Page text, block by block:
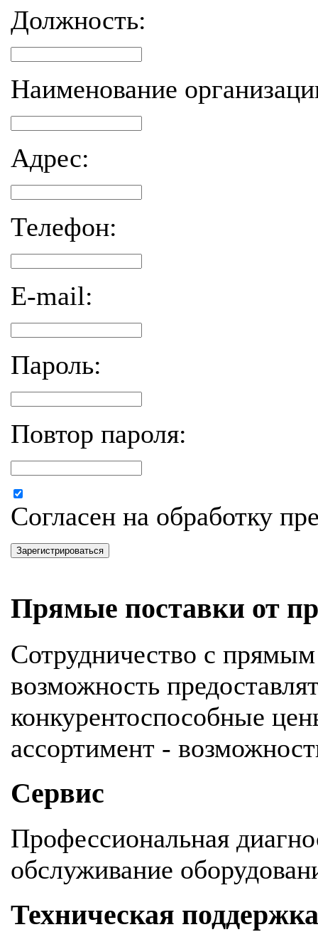
Должность:
Наименование
Адрес:
Телефон:
E-mail:
Пароль:
Повтор пароля:
Согласен на обработку
Зарегистрироваться
Прямые поставки от
Сотрудничество с
возможность
конкурентоспособные
ассортимент -
Сервис
Профессиональная
обслуживание
Техническая поддержка